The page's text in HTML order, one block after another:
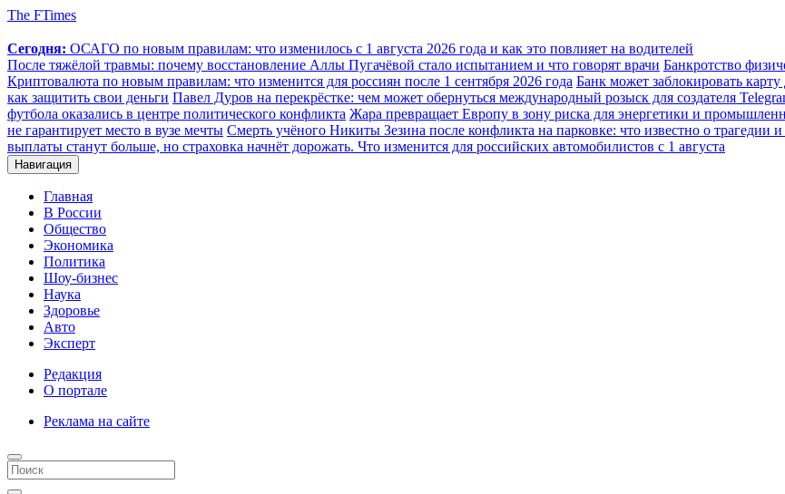
The FTimes
Сегодня: ОСАГО по новым правилам: что изменилось с 1 августа 2026 года и как это повлияет на водителей
После тяжёлой травмы: почему восстановление Аллы Пугачёвой стало испытанием и что говорят врачи Банкротство
Криптовалюта по новым правилам: что изменится для россиян после 1 сентября 2026 года Банк может заблокировать
как защитить свои деньги Павел Дуров на перекрёстке: чем может обернуться международный розыск для создателя
футбола оказались в центре политического конфликта Жара превращает Европу в зону риска для энергетики и
не гарантирует место в вузе мечты Смерть учёного Никиты Зезина после конфликта на парковке: что известно о трагедии и
выплаты станут больше, но страховка начнёт дорожать. Что изменится для российских автомобилистов с 1 августа
Навигация
Главная
В России
Общество
Экономика
Политика
Шоу-бизнес
Наука
Здоровье
Авто
Эксперт
Редакция
О портале
Реклама на сайте